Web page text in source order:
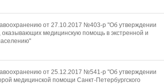
от 27.10.2017 №403-р "Об утверждении
оказывающих медицинскую помощь в экстренной и
от 25.12.2017 №541-р "Об утверждении
медицинской помощи Санкт-Петербургского